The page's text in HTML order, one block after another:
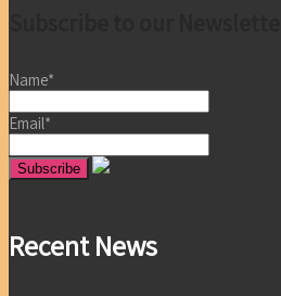
Name*
Email*
Recent News